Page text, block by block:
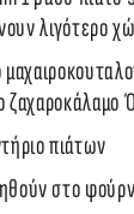
λιγότερο
πιάτων
στο